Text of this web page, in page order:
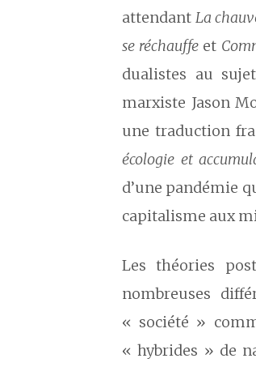
attendant La
se réchauffe et
dualistes au
marxiste Jason
une traduction
écologie et
d’une pandémie
capitalisme aux
Les théories
nombreuses
« société »
« hybrides » de